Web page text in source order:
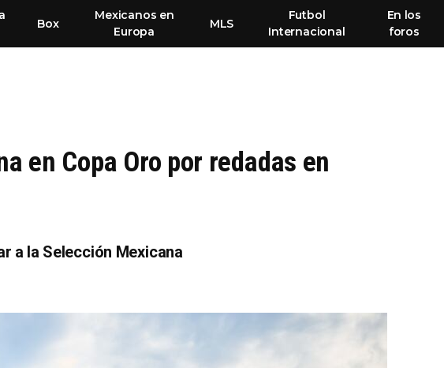
Box
Mexicanos en
Europa
MLS
Futbol
Internacional
En los
foros
en Copa Oro por redadas en
a la Selección Mexicana